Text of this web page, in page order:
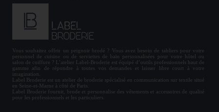
Vous souhaitez offrir un peignoir brodé ? Vous avez besoin de tabliers pour votre
personnel de cuisine ou de serviettes de bain personnalisées pour votre hôtel ou
salon de coiffure ? L’atelier Label-Broderie est équipé d’outils professionnels haut de
gamme afin de répondre à toutes vos demandes et laisser libre court à votre
imagination.
Label Broderie est un atelier de broderie spécialisé en communication sur textile situé
en Seine-et-Marne à côté de Paris.
Label Broderie fournit, brode et personnalise des vêtements et accessoires de qualité
pour les professionnels et les particuliers.